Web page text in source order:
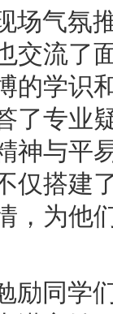
场气氛
交流了
的学识
了专业
神与平
仅搭建
，为他
励同学